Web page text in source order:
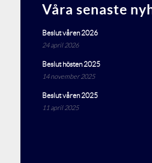
Våra senaste
Beslut våren 2026
24 april 2026
Beslut hösten 2025
14 november 2025
Beslut våren 2025
11 april 2025